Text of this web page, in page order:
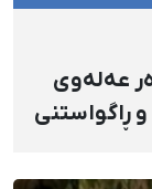
عەلەوی
ڕاگواستنی